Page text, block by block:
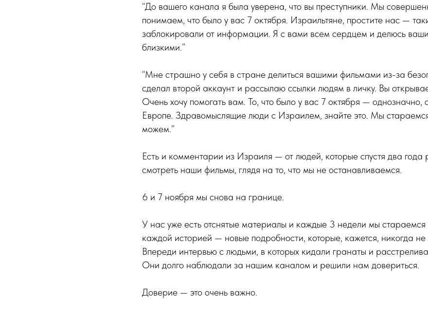
“До вашего канала я была уверена, что вы преступники. Мы
понимаем, что было у вас 7 октября. Израильтяне, простите нас —
заблокировали от информации. Я с вами всем сердцем и делюсь
близкими.”
“Мне страшно у себя в стране делиться вашими фильмами из-за
сделал второй аккаунт и рассылаю ссылки людям в личку. Вы
Очень хочу помогать вам. То, что было у вас 7 октября —
Европе. Здравомыслящие люди с Израилем, знайте это. Мы
можем.”
Есть и комментарии из Израиля — от людей, которые спустя два года
смотреть наши фильмы, глядя на то, что мы не останавливаемся.
6 и 7 ноября мы снова на границе.
У нас уже есть отснятые материалы и каждые 3 недели мы стараемся
каждой историей — новые подробности, которые, кажется, никогда не
Впереди интервью с людьми, в которых кидали гранаты и
Они долго наблюдали за нашим каналом и решили нам довериться.
Доверие — это очень важно.